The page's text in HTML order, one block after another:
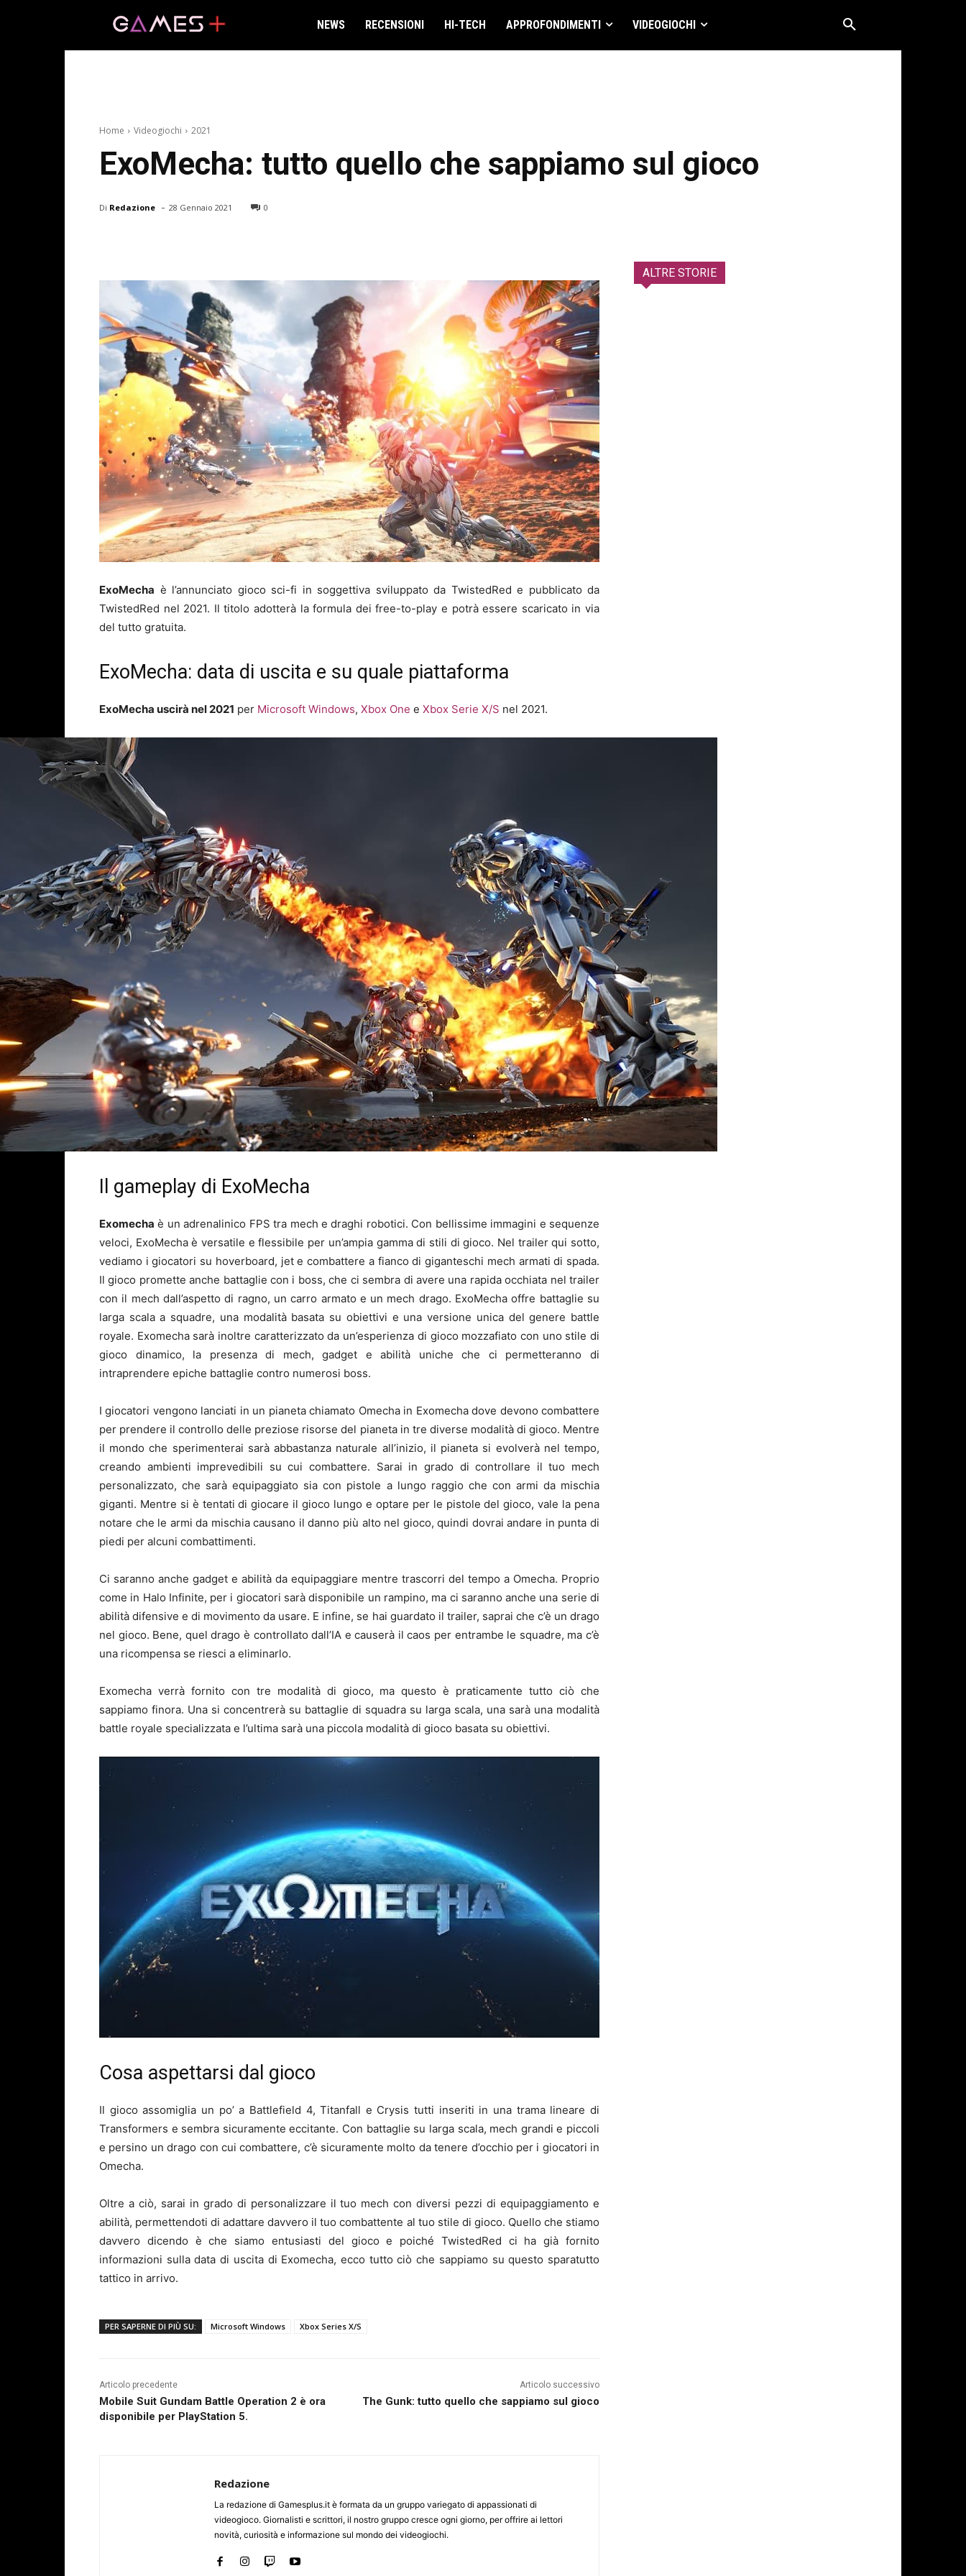
NEWS RECENSIONI HI-TECH APPROFONDIMENTI VIDEOGIOCHI
Home Videogiochi 2021
ExoMecha: tutto quello che sappiamo sul gioco
Di Redazione - 28 Gennaio 2021 0
ExoMecha è l’annunciato gioco sci-fi in soggettiva sviluppato da TwistedRed e pubblicato da
TwistedRed nel 2021. Il titolo adotterà la formula dei free-to-play e potrà essere scaricato in via
del tutto gratuita.
ExoMecha: data di uscita e su quale piattaforma
ExoMecha uscirà nel 2021 per Microsoft Windows, Xbox One e Xbox Serie X/S nel 2021.
Il gameplay di ExoMecha
Exomecha è un adrenalinico FPS tra mech e draghi robotici. Con bellissime immagini e sequenze
veloci, ExoMecha è versatile e flessibile per un’ampia gamma di stili di gioco. Nel trailer qui sotto,
vediamo i giocatori su hoverboard, jet e combattere a fianco di giganteschi mech armati di spada.
Il gioco promette anche battaglie con i boss, che ci sembra di avere una rapida occhiata nel trailer
con il mech dall’aspetto di ragno, un carro armato e un mech drago. ExoMecha offre battaglie su
larga scala a squadre, una modalità basata su obiettivi e una versione unica del genere battle
royale. Exomecha sarà inoltre caratterizzato da un’esperienza di gioco mozzafiato con uno stile di
gioco dinamico, la presenza di mech, gadget e abilità uniche che ci permetteranno di
intraprendere epiche battaglie contro numerosi boss.
I giocatori vengono lanciati in un pianeta chiamato Omecha in Exomecha dove devono combattere
per prendere il controllo delle preziose risorse del pianeta in tre diverse modalità di gioco. Mentre
il mondo che sperimenterai sarà abbastanza naturale all’inizio, il pianeta si evolverà nel tempo,
creando ambienti imprevedibili su cui combattere. Sarai in grado di controllare il tuo mech
personalizzato, che sarà equipaggiato sia con pistole a lungo raggio che con armi da mischia
giganti. Mentre si è tentati di giocare il gioco lungo e optare per le pistole del gioco, vale la pena
notare che le armi da mischia causano il danno più alto nel gioco, quindi dovrai andare in punta di
piedi per alcuni combattimenti.
Ci saranno anche gadget e abilità da equipaggiare mentre trascorri del tempo a Omecha. Proprio
come in Halo Infinite, per i giocatori sarà disponibile un rampino, ma ci saranno anche una serie di
abilità difensive e di movimento da usare. E infine, se hai guardato il trailer, saprai che c’è un drago
nel gioco. Bene, quel drago è controllato dall’IA e causerà il caos per entrambe le squadre, ma c’è
una ricompensa se riesci a eliminarlo.
Exomecha verrà fornito con tre modalità di gioco, ma questo è praticamente tutto ciò che
sappiamo finora. Una si concentrerà su battaglie di squadra su larga scala, una sarà una modalità
battle royale specializzata e l’ultima sarà una piccola modalità di gioco basata su obiettivi.
Cosa aspettarsi dal gioco
Il gioco assomiglia un po’ a Battlefield 4, Titanfall e Crysis tutti inseriti in una trama lineare di
Transformers e sembra sicuramente eccitante. Con battaglie su larga scala, mech grandi e piccoli
e persino un drago con cui combattere, c’è sicuramente molto da tenere d’occhio per i giocatori in
Omecha.
Oltre a ciò, sarai in grado di personalizzare il tuo mech con diversi pezzi di equipaggiamento e
abilità, permettendoti di adattare davvero il tuo combattente al tuo stile di gioco. Quello che stiamo
davvero dicendo è che siamo entusiasti del gioco e poiché TwistedRed ci ha già fornito
informazioni sulla data di uscita di Exomecha, ecco tutto ciò che sappiamo su questo sparatutto
tattico in arrivo.
PER SAPERNE DI PIÙ SU: Microsoft Windows Xbox Series X/S
Articolo precedente
Mobile Suit Gundam Battle Operation 2 è ora
disponibile per PlayStation 5.
Articolo successivo
The Gunk: tutto quello che sappiamo sul gioco
Redazione
La redazione di Gamesplus.it è formata da un gruppo variegato di appassionati di
videogioco. Giornalisti e scrittori, il nostro gruppo cresce ogni giorno, per offrire ai lettori
novità, curiosità e informazione sul mondo dei videogiochi.
ALTRE STORIE